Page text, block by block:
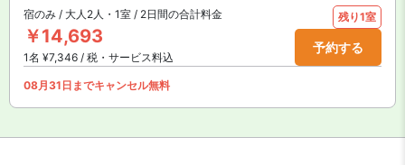
宿のみ / 大人2人・1室 / 2日間の合計料金
￥14,693
1名 ¥7,346 / 税・サービス料込
残り1室
予約する
08月31日までキャンセル無料